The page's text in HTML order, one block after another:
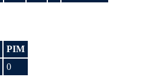
PIM
0